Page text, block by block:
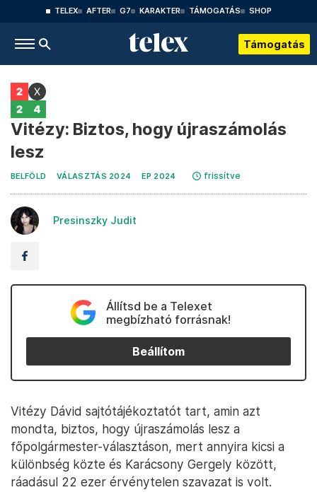
TELEX AFTER G7 KARAKTER TÁMOGATÁS SHOP
Támogatás
Vitézy: Biztos, hogy újraszámolás
lesz
BELFÖLD VÁLASZTÁS 2024 EP 2024 frissítve
Presinszky Judit
Állítsd be a Telexet
megbízható forrásnak!
Beállítom
Vitézy Dávid sajtótájékoztatót tart, amin azt
mondta, biztos, hogy újraszámolás lesz a
főpolgármester-választáson, mert annyira kicsi a
különbség közte és Karácsony Gergely között,
ráadásul 22 ezer érvénytelen szavazat is volt.